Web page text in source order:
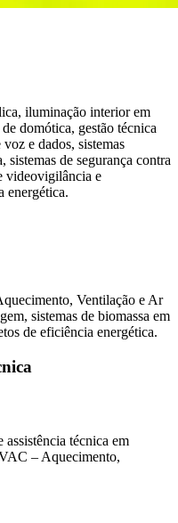
iluminação interior em
domótica, gestão técnica
e dados, sistemas
sistemas de segurança contra
videovigilância e
energética.
Ventilação e Ar
sistemas de biomassa em
de eficiência energética.
assistência técnica em
– Aquecimento,